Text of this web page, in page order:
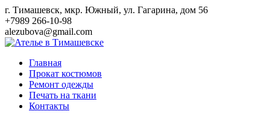
Перейти
к
контенту
г. Тимашевск, мкр. Южный, ул. Гагарина, дом 56
+7989 266-10-98
alezubova@gmail.com
Главная
Прокат костюмов
Ремонт одежды
Печать на ткани
Контакты